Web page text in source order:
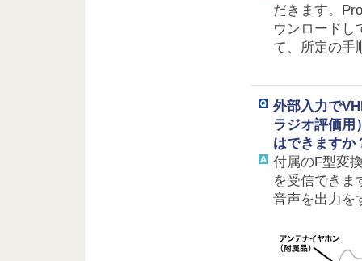
だきます。
ウンロードし
て、所定の手
外部入力で
ラジオ評価用
はできますか
付属のF型変
を受信できま
音声を出力を